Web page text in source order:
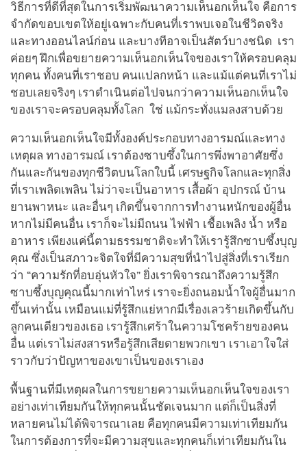
วิธีการที่ดีที่สุดในการเริ่มพัฒนาความเห็นอกเห็นใจ คือการ
จำกัดขอบเขตให้อยู่เฉพาะกับคนที่เราพบเจอในชีวิตจริง
และทางออนไลน์ก่อน และบางทีอาจเป็นสัตว์บางชนิด เรา
ค่อยๆ ฝึกเพื่อขยายความเห็นอกเห็นใจของเราให้ครอบคลุม
ทุกคน ทั้งคนที่เราชอบ คนแปลกหน้า และแม้แต่คนที่เราไม่
ชอบเลยจริงๆ เราดำเนินต่อไปจนกว่าความเห็นอกเห็นใจ
ของเราจะครอบคลุมทั้งโลก ใช่ แม้กระทั่งแมลงสาบด้วย
ความเห็นอกเห็นใจมีทั้งองค์ประกอบทางอารมณ์และทาง
เหตุผล ทางอารมณ์ เราต้องซาบซึ้งในการพึ่งพาอาศัยซึ่ง
กันและกันของทุกชีวิตบนโลกใบนี้ เศรษฐกิจโลกและทุกสิ่ง
ที่เราเพลิดเพลิน ไม่ว่าจะเป็นอาหาร เสื้อผ้า อุปกรณ์ บ้าน
ยานพาหนะ และอื่นๆ เกิดขึ้นจากการทำงานหนักของผู้อื่น
หากไม่มีคนอื่น เราก็จะไม่มีถนน ไฟฟ้า เชื้อเพลิง น้ำ หรือ
อาหาร เพียงแค่นี้ตามธรรมชาติจะทำให้เรารู้สึกซาบซึ้งบุญ
คุณ ซึ่งเป็นสภาวะจิตใจที่มีความสุขที่นำไปสู่สิ่งที่เราเรียก
ว่า “ความรักที่อบอุ่นหัวใจ” ยิ่งเราพิจารณาถึงความรู้สึก
ซาบซึ้งบุญคุณนี้มากเท่าไหร่ เราจะยิ่งถนอมน้ำใจผู้อื่นมาก
ขึ้นเท่านั้น เหมือนแม่ที่รู้สึกแย่หากมีเรื่องเลวร้ายเกิดขึ้นกับ
ลูกคนเดียวของเธอ เรารู้สึกเศร้าในความโชคร้ายของคน
อื่น แต่เราไม่สงสารหรือรู้สึกเสียดายพวกเขา เราเอาใจใส่
ราวกับว่าปัญหาของเขาเป็นของเราเอง
พื้นฐานที่มีเหตุผลในการขยายความเห็นอกเห็นใจของเรา
อย่างเท่าเทียมกันให้ทุกคนนั้นชัดเจนมาก แต่ก็เป็นสิ่งที่
หลายคนไม่ได้พิจารณาเลย คือทุกคนมีความเท่าเทียมกัน
ในการต้องการที่จะมีความสุขและทุกคนก็เท่าเทียมกันใน